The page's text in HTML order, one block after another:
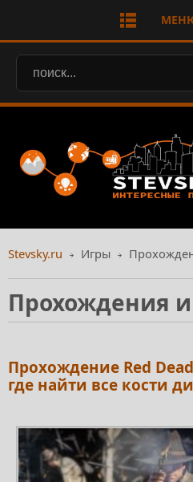
Stevsky.ru Игры
Прохождения
Прохождение Red
где найти все кости